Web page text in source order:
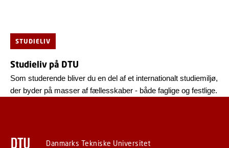
STUDIELIV
Studieliv på DTU
Som studerende bliver du en del af et internationalt studiemiljø,
der byder på masser af fællesskaber - både faglige og festlige.
Danmarks Tekniske Universitet